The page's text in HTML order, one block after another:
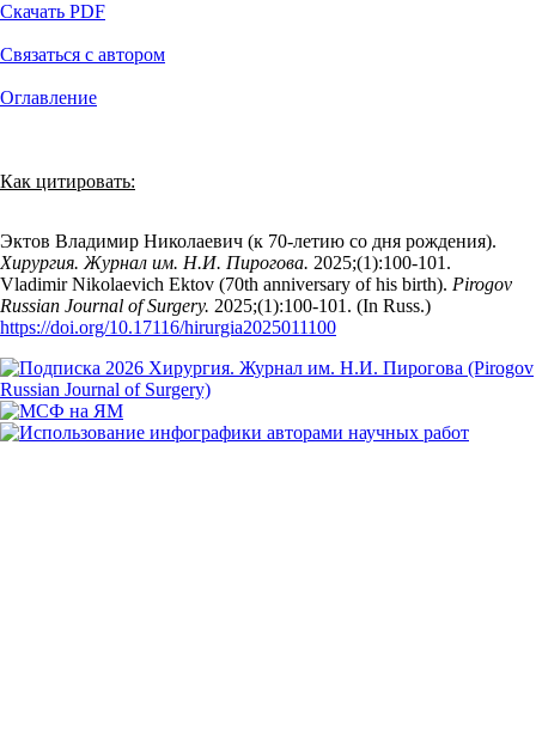
Скачать PDF
Связаться с автором
Оглавление
Как цитировать:
Эктов Владимир Николаевич (к 70-летию со дня рождения).
Хирургия. Журнал им. Н.И. Пирогова. 2025;(1):100‑101.
Vladimir Nikolaevich Ektov (70th anniversary of his birth). Pirogov
Russian Journal of Surgery. 2025;(1):100‑101. (In Russ.)
https://doi.org/10.17116/hirurgia2025011100